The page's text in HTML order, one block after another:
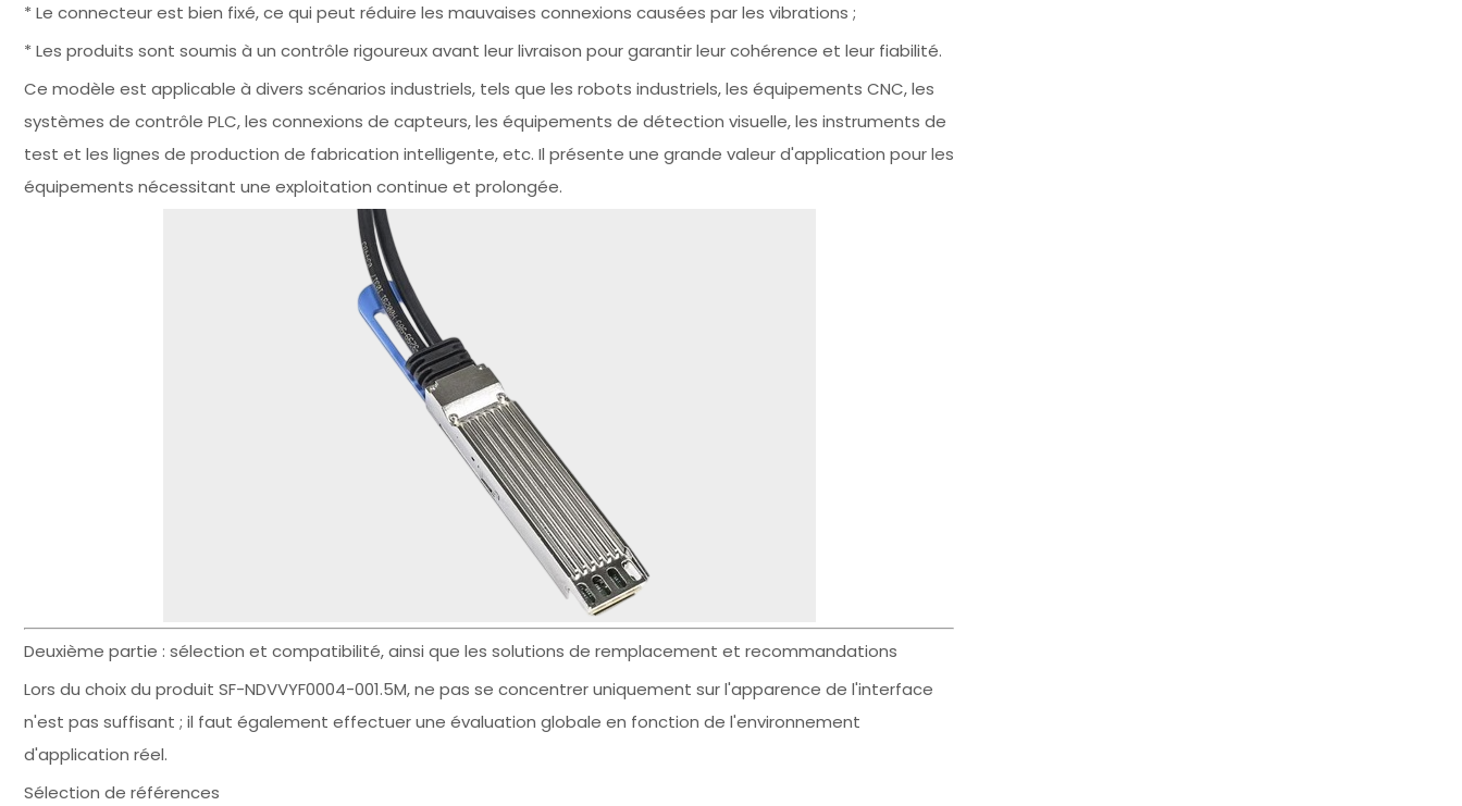
* Le connecteur est bien fixé, ce qui peut réduire les mauvaises connexions causées par les vibrations ;
* Les produits sont soumis à un contrôle rigoureux avant leur livraison pour garantir leur cohérence et leur fiabilité.
Ce modèle est applicable à divers scénarios industriels, tels que les robots industriels, les équipements CNC, les
systèmes de contrôle PLC, les connexions de capteurs, les équipements de détection visuelle, les instruments de
test et les lignes de production de fabrication intelligente, etc. Il présente une grande valeur d'application pour les
équipements nécessitant une exploitation continue et prolongée.
Deuxième partie : sélection et compatibilité, ainsi que les solutions de remplacement et recommandations
Lors du choix du produit SF-NDVVYF0004-001.5M, ne pas se concentrer uniquement sur l'apparence de l'interface
n'est pas suffisant ; il faut également effectuer une évaluation globale en fonction de l'environnement
d'application réel.
Sélection de références